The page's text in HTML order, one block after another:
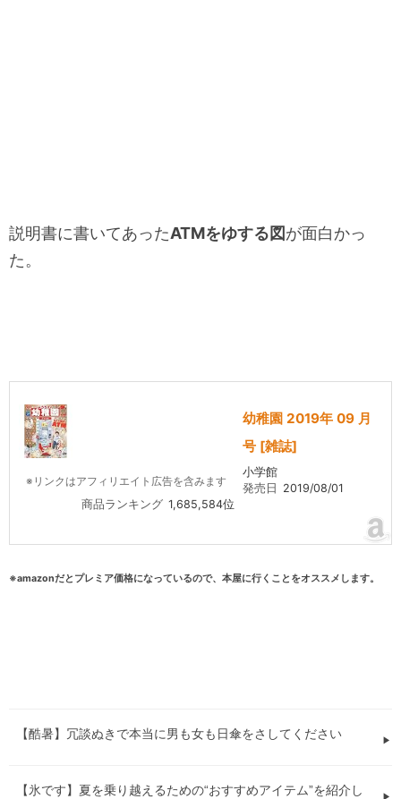
説明書に書いてあったATMをゆする図が面白かっ
た。
※リンクはアフィリエイト広告を含みます
幼稚園 2019年 09 月
号 [雑誌]
小学館
発売日 2019/08/01
商品ランキング 1,685,584位
※amazonだとプレミア価格になっているので、本屋に行くことをオススメします。
【酷暑】冗談ぬきで本当に男も女も日傘をさしてください
【氷です】夏を乗り越えるための“おすすめアイテム”を紹介し